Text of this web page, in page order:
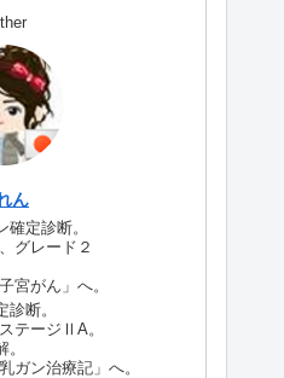
ん
確定診断。
グレード２
宮がん」へ。
断。
テージⅡA。
ガン治療記」へ。